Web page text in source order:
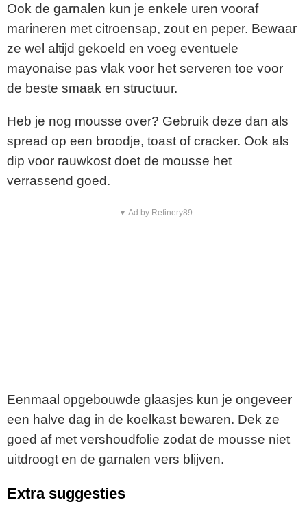
Ook de garnalen kun je enkele uren vooraf
marineren met citroensap, zout en peper. Bewaar
ze wel altijd gekoeld en voeg eventuele
mayonaise pas vlak voor het serveren toe voor
de beste smaak en structuur.
Heb je nog mousse over? Gebruik deze dan als
spread op een broodje, toast of cracker. Ook als
dip voor rauwkost doet de mousse het
verrassend goed.
▼ Ad by Refinery89
Eenmaal opgebouwde glaasjes kun je ongeveer
een halve dag in de koelkast bewaren. Dek ze
goed af met vershoudfolie zodat de mousse niet
uitdroogt en de garnalen vers blijven.
Extra suggesties